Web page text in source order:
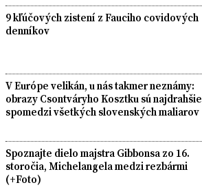
9 kľúčových zistení z Fauciho covidových
denníkov
V Európe velikán, u nás takmer neznámy:
obrazy Csontváryho Kosztku sú najdrahšie
spomedzi všetkých slovenských maliarov
Spoznajte dielo majstra Gibbonsa zo 16.
storočia, Michelangela medzi rezbármi
(+Foto)